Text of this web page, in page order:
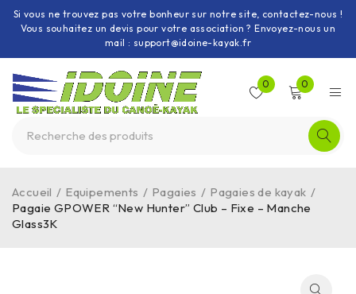
Si vous ne trouvez pas votre bonheur sur notre site, contactez-nous !
Vous souhaitez un devis pour votre association ? Envoyez-nous un
mail : support@idoine-kayak.fr
0 0
Accueil / Equipements / Pagaies / Pagaies de kayak /
Pagaie GPOWER “New Hunter” Club – Fixe – Manche
Glass3K